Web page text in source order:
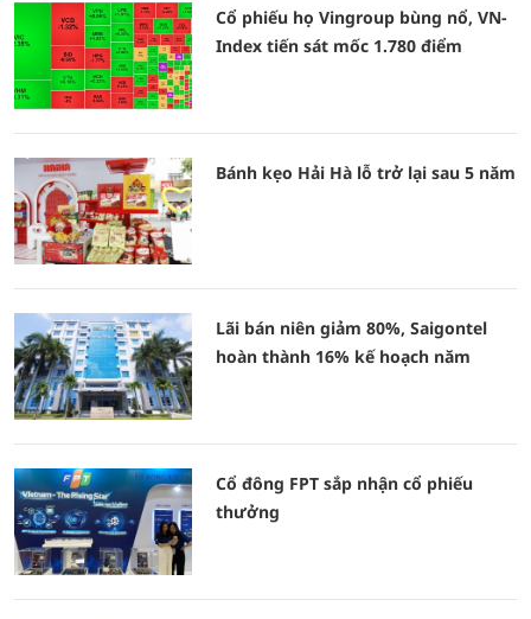
Cổ phiếu họ Vingroup bùng nổ, VN-
Index tiến sát mốc 1.780 điểm
Bánh kẹo Hải Hà lỗ trở lại sau 5 năm
Lãi bán niên giảm 80%, Saigontel
hoàn thành 16% kế hoạch năm
Cổ đông FPT sắp nhận cổ phiếu
thưởng